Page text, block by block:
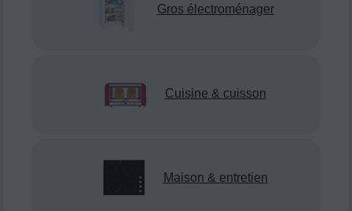
Gros électroménager
Cuisine & cuisson
Maison & entretien